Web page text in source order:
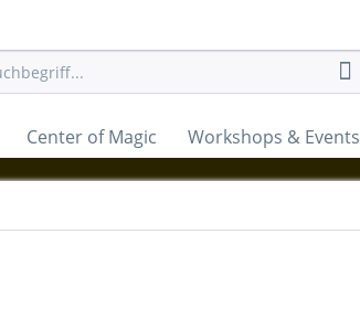
Center of Magic Workshops & Events